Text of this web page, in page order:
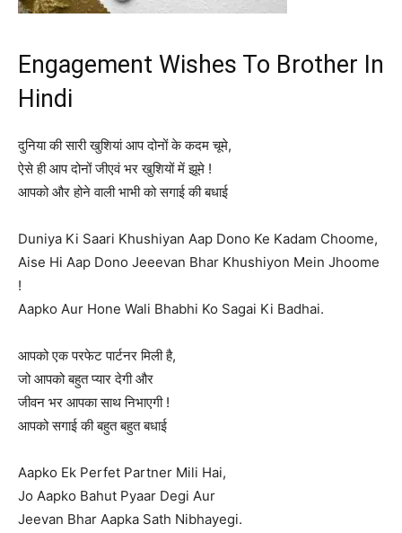
Engagement Wishes To Brother In
Hindi
दुनिया की सारी खुशियां आप दोनों के कदम चूमे,
ऐसे ही आप दोनों जीएवं भर खुशियों में झूमे !
आपको और होने वाली भाभी को सगाई की बधाई
Duniya Ki Saari Khushiyan Aap Dono Ke Kadam Choome,
Aise Hi Aap Dono Jeeevan Bhar Khushiyon Mein Jhoome
!
Aapko Aur Hone Wali Bhabhi Ko Sagai Ki Badhai.
आपको एक परफेट पार्टनर मिली है,
जो आपको बहुत प्यार देगी और
जीवन भर आपका साथ निभाएगी !
आपको सगाई की बहुत बहुत बधाई
Aapko Ek Perfet Partner Mili Hai,
Jo Aapko Bahut Pyaar Degi Aur
Jeevan Bhar Aapka Sath Nibhayegi.